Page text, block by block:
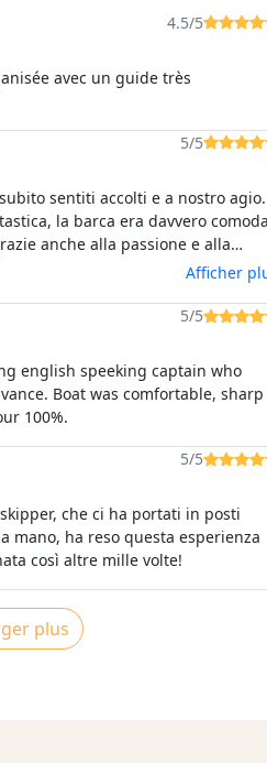
4.5/5
avec un guide très
5/5
sentiti accolti e a nostro agio.
la barca era davvero
anche alla passione e alla
che ci teniamo tantissimo a
che consigliamo a tutti di fare!
Afficher
5/5
english speeking captain who
Boat was comfortable, sharp
100%.
5/5
che ci ha portati in posti
mano, ha reso questa esperienza
così altre mille volte!
plus